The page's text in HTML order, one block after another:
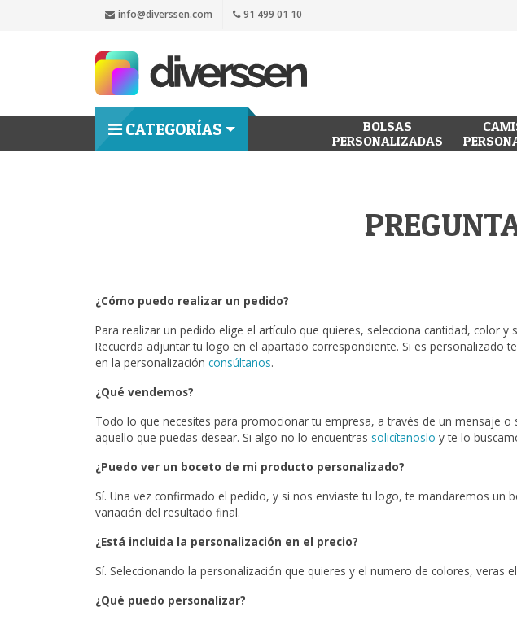
info@diverssen.com 91 499 01 10
CATEGORÍAS
BOLSAS
PERSONALIZADAS
¿Cómo puedo realizar un pedido?
Para realizar un pedido elige el artículo que quieres, selecciona cantidad, color
Recuerda adjuntar tu logo en el apartado correspondiente. Si es personalizado
en la personalización consúltanos.
¿Qué vendemos?
Todo lo que necesites para promocionar tu empresa, a través de un mensaje
aquello que puedas desear. Si algo no lo encuentras solicítanoslo y te lo
¿Puedo ver un boceto de mi producto personalizado?
Sí. Una vez confirmado el pedido, y si nos enviaste tu logo, te mandaremos
variación del resultado final.
¿Está incluida la personalización en el precio?
Sí. Seleccionando la personalización que quieres y el numero de colores, veras
¿Qué puedo personalizar?